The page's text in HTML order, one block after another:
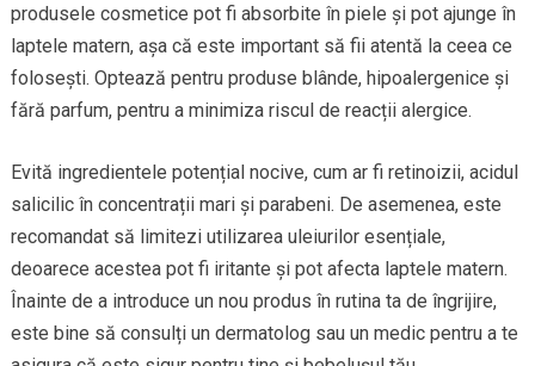
produsele cosmetice pot fi absorbite în piele și pot ajunge în
laptele matern, așa că este important să fii atentă la ceea ce
folosești. Optează pentru produse blânde, hipoalergenice și
fără parfum, pentru a minimiza riscul de reacții alergice.
Evită ingredientele potențial nocive, cum ar fi retinoizii, acidul
salicilic în concentrații mari și parabeni. De asemenea, este
recomandat să limitezi utilizarea uleiurilor esențiale,
deoarece acestea pot fi iritante și pot afecta laptele matern.
Înainte de a introduce un nou produs în rutina ta de îngrijire,
este bine să consulți un dermatolog sau un medic pentru a te